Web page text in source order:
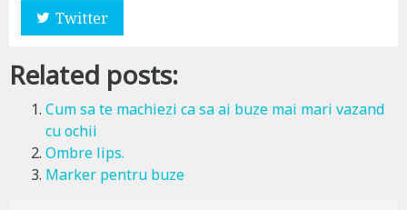
Twitter
Related posts:
Cum sa te machiezi ca sa ai buze mai mari vazand
cu ochii
Ombre lips.
Marker pentru buze